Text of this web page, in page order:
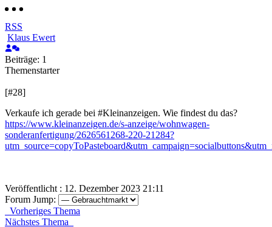
RSS
Klaus Ewert
Beiträge: 1
Themenstarter
[#28]
Verkaufe ich gerade bei #Kleinanzeigen. Wie findest du das?
https://www.kleinanzeigen.de/s-anzeige/wohnwagen-
sonderanfertigung/2626561268-220-21284?
Veröffentlicht : 12. Dezember 2023 21:11
Forum Jump:
Vorheriges Thema
Nächstes Thema